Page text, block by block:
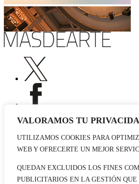
VALORAMOS TU
UTILIZAMOS COOKIES PARA
WEB Y OFRECERTE UN MEJOR
QUEDAN EXCLUIDOS LOS FINES
PUBLICITARIOS EN LA GESTIÓN
Publicidad
Contacto
© 2026 masdearte. Información de